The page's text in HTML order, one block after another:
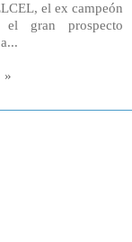
el ex campeón
el gran prospecto
»